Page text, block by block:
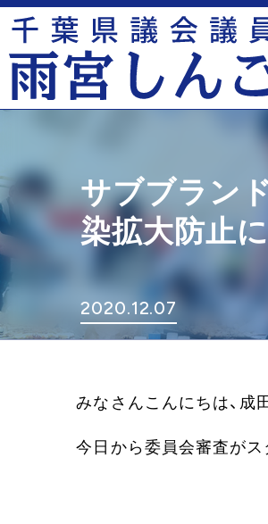
サブブラン
染拡大防止
2020.12.07
みなさんこんにちは、成
今日から委員会審査がス